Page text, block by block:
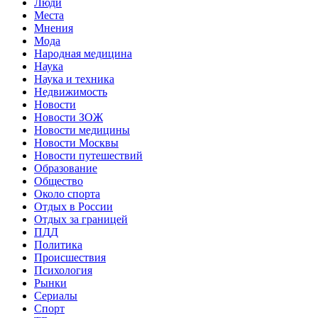
Места
Мнения
Мода
Народная медицина
Наука
Наука и техника
Недвижимость
Новости
Новости ЗОЖ
Новости медицины
Новости Москвы
Новости путешествий
Образование
Общество
Около спорта
Отдых в России
Отдых за границей
ПДД
Политика
Происшествия
Психология
Рынки
Сериалы
Спорт